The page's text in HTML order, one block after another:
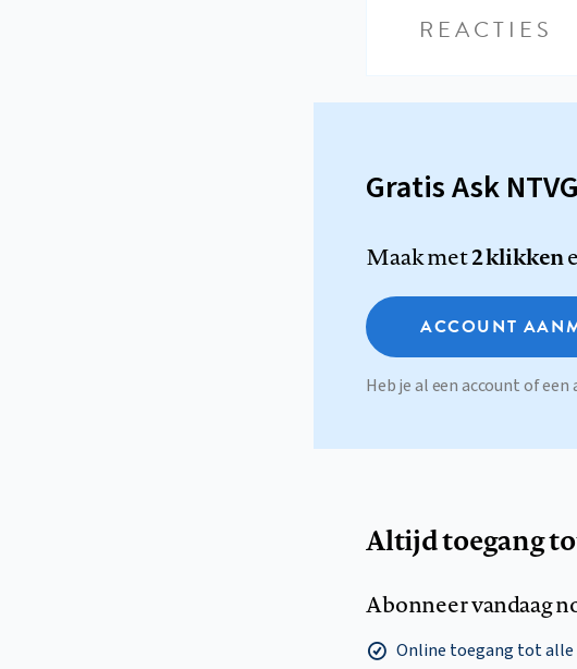
REACTIES
Gratis Ask
Maak met2 klikken
ACCOUNT
Heb je al een account of
Altijd toegang
Abonneer vandaag
Online toegang tot